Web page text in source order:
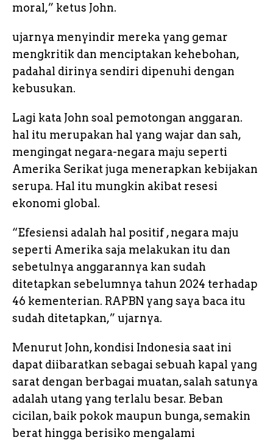
moral,” ketus John.
ujarnya menyindir mereka yang gemar
mengkritik dan menciptakan kehebohan,
padahal dirinya sendiri dipenuhi dengan
kebusukan.
Lagi kata John soal pemotongan anggaran.
hal itu merupakan hal yang wajar dan sah,
mengingat negara-negara maju seperti
Amerika Serikat juga menerapkan kebijakan
serupa. Hal itu mungkin akibat resesi
ekonomi global.
“Efesiensi adalah hal positif , negara maju
seperti Amerika saja melakukan itu dan
sebetulnya anggarannya kan sudah
ditetapkan sebelumnya tahun 2024 terhadap
46 kementerian. RAPBN yang saya baca itu
sudah ditetapkan,” ujarnya.
Menurut John, kondisi Indonesia saat ini
dapat diibaratkan sebagai sebuah kapal yang
sarat dengan berbagai muatan, salah satunya
adalah utang yang terlalu besar. Beban
cicilan, baik pokok maupun bunga, semakin
berat hingga berisiko mengalami